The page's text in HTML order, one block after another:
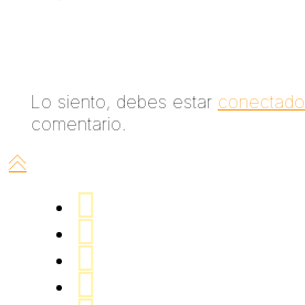
Lo siento, debes estar conectado
comentario.